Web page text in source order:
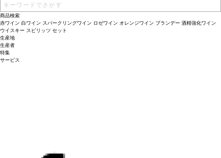
商品検索
赤ワイン 白ワイン スパークリングワイン ロゼワイン オレンジワイン ブランデー 酒精強化ワイン
ウイスキー スピリッツ セット
生産地
生産者
特集
サービス